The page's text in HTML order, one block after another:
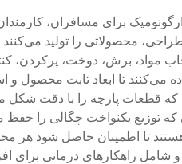
برای مسافران،
طراحی، محصولاتی را تولید
مواد، برش، دوخت،
تا ابعاد ثابت محصول و
پارچه را با دقت شکل
توزیع یکنواخت چگالی را حفظ
تا اطمینان حاصل شود هر
راهکارهای درمانی برای